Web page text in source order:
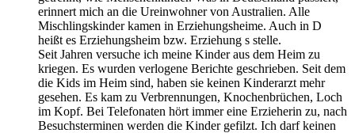
erinnert mich an die Ureinwohner von Australien. Alle
Mischlingskinder kamen in Erziehungsheime. Auch in D
heißt es Erziehungsheim bzw. Erziehung s stelle.
Seit Jahren versuche ich meine Kinder aus dem Heim zu
kriegen. Es wurden verlogene Berichte geschrieben. Seit dem
die Kids im Heim sind, haben sie keinen Kinderarzt mehr
gesehen. Es kam zu Verbrennungen, Knochenbrüchen, Loch
im Kopf. Bei Telefonaten hört immer eine Erzieherin zu, nach
Besuchsterminen werden die Kinder gefilzt. Ich darf keinen